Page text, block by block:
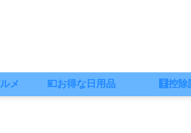
メ 💴お得な日用品 🧮控除